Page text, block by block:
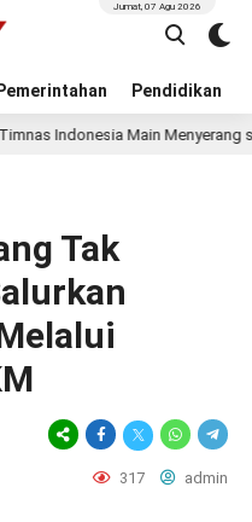
Pemerintahan Pendidikan
Jumat, 07 Agu 2026
Main Menyerang saat Hadapi
Tak
317 admin